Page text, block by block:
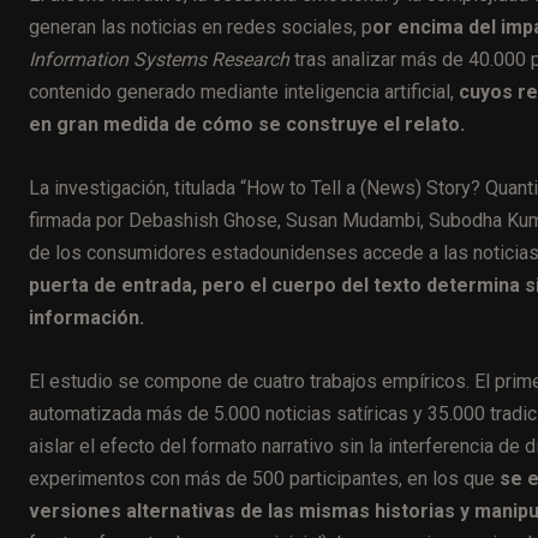
generan las noticias en redes sociales, por encima del
Information Systems Researchtras analizar más de 40.000
contenido generado mediante inteligencia artificial, cuyos
en gran medida de cómo se construye el relato.
La investigación, titulada “How to Tell a (News) Story?
firmada por Debashish Ghose, Susan Mudambi, Subodha
de los consumidores estadounidenses accede a las
puerta de entrada, pero el cuerpo del texto determina
información.
El estudio se compone de cuatro trabajos empíricos. El
automatizada más de 5.000 noticias satíricas y 35.000
aislar el efecto del formato narrativo sin la interferencia
experimentos con más de 500 participantes, en los que se
versiones alternativas de las mismas historias y